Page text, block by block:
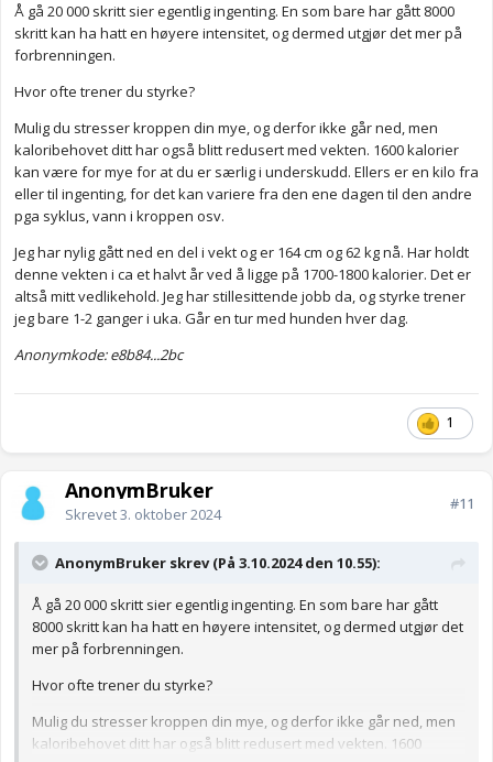
Å gå 20 000 skritt sier egentlig ingenting. En som bare har gått 8000
skritt kan ha hatt en høyere intensitet, og dermed utgjør det mer på
forbrenningen.
Hvor ofte trener du styrke?
Mulig du stresser kroppen din mye, og derfor ikke går ned, men
kaloribehovet ditt har også blitt redusert med vekten. 1600 kalorier
kan være for mye for at du er særlig i underskudd. Ellers er en kilo fra
eller til ingenting, for det kan variere fra den ene dagen til den andre
pga syklus, vann i kroppen osv.
Jeg har nylig gått ned en del i vekt og er 164 cm og 62 kg nå. Har holdt
denne vekten i ca et halvt år ved å ligge på 1700-1800 kalorier. Det er
altså mitt vedlikehold. Jeg har stillesittende jobb da, og styrke trener
jeg bare 1-2 ganger i uka. Går en tur med hunden hver dag.
Anonymkode: e8b84...2bc
1
AnonymBruker
Skrevet3. oktober 2024
#11
AnonymBruker skrev (På 3.10.2024 den 10.55):
Å gå 20 000 skritt sier egentlig ingenting. En som bare har gått
8000 skritt kan ha hatt en høyere intensitet, og dermed utgjør det
mer på forbrenningen.
Hvor ofte trener du styrke?
Mulig du stresser kroppen din mye, og derfor ikke går ned, men
kaloribehovet ditt har også blitt redusert med vekten. 1600